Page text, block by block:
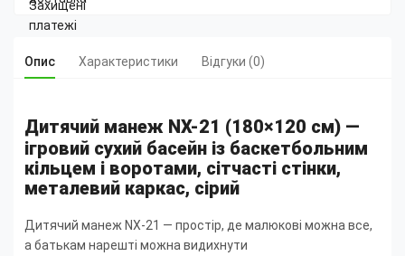
Опис Характеристики Відгуки (0)
Дитячий манеж NX-21 (180×120 см) —
ігровий сухий басейн із баскетбольним
кільцем і воротами, сітчасті стінки,
металевий каркас, сірий
Дитячий манеж NX-21 — простір, де малюкові можна все,
а батькам нарешті можна видихнути